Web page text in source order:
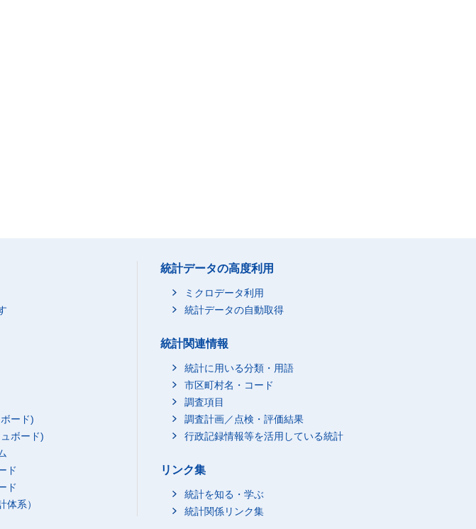
ード)
ボード)
ド
ド
体系）
統計データの高度利用
ミクロデータ利用
統計データの自動取得
統計関連情報
統計に用いる分類・用語
市区町村名・コード
調査項目
調査計画／点検・評価結果
行政記録情報等を活用している統計
リンク集
統計を知る・学ぶ
統計関係リンク集